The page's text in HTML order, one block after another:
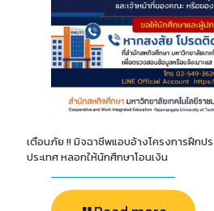
เตือนภัย !! มิจฉาชีพแอบอ้างโครงการฝึกป
ประเทศ หลอกให้นักศึกษาโอนเงิน